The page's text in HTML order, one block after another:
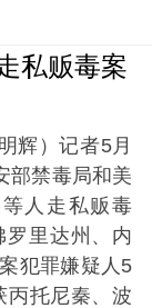
私贩毒案
）记者5月
部禁毒局和美
人走私贩毒
罗里达州、内
犯罪嫌疑人5
丙托尼秦、波